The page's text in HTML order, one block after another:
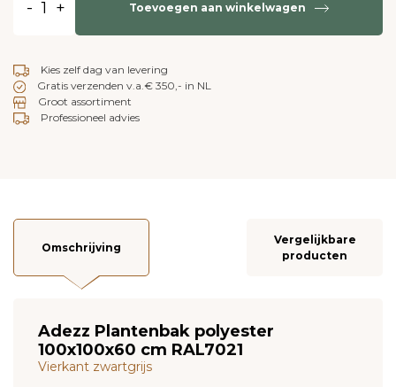
- + Toevoegen aan winkelwagen
Kies zelf dag van levering
Gratis verzenden v.a.€ 350,- in NL
Groot assortiment
Professioneel advies
Omschrijving
Vergelijkbare
producten
Adezz Plantenbak polyester
100x100x60 cm RAL7021
Vierkant zwartgrijs